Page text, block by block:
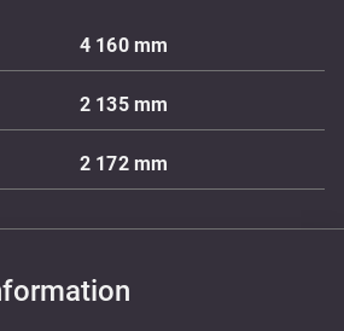
4 160 mm
2 135 mm
2 172 mm